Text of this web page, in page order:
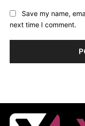
Save my name,
next time I comment.